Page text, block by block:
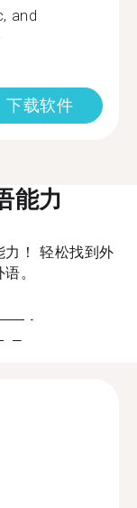
and
下载软件
能力
！ 轻松找到外
。